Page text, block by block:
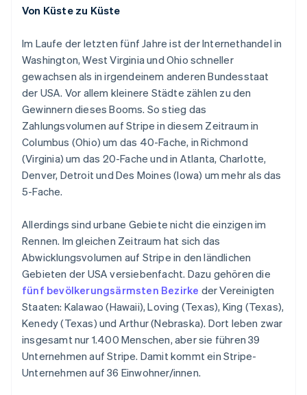
Von Küste zu Küste
Im Laufe der letzten fünf Jahre ist der Internethandel in
Washington, West Virginia und Ohio schneller
gewachsen als in irgendeinem anderen Bundesstaat
der USA. Vor allem kleinere Städte zählen zu den
Gewinnern dieses Booms. So stieg das
Zahlungsvolumen auf Stripe in diesem Zeitraum in
Columbus (Ohio) um das 40-Fache, in Richmond
(Virginia) um das 20-Fache und in Atlanta, Charlotte,
Denver, Detroit und Des Moines (Iowa) um mehr als das
5-Fache.
Allerdings sind urbane Gebiete nicht die einzigen im
Rennen. Im gleichen Zeitraum hat sich das
Abwicklungsvolumen auf Stripe in den ländlichen
Gebieten der USA versiebenfacht. Dazu gehören die
fünf bevölkerungsärmsten Bezirke der Vereinigten
Staaten: Kalawao (Hawaii), Loving (Texas), King (Texas),
Kenedy (Texas) und Arthur (Nebraska). Dort leben zwar
insgesamt nur 1.400 Menschen, aber sie führen 39
Unternehmen auf Stripe. Damit kommt ein Stripe-
Unternehmen auf 36 Einwohner/innen.